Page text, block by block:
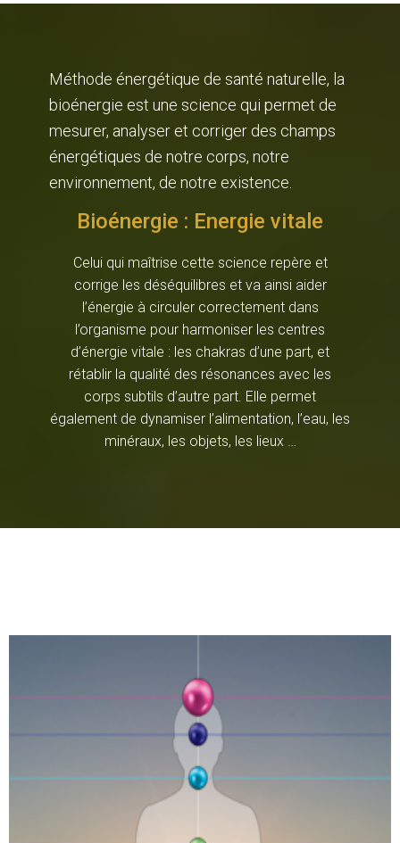
Méthode énergétique de santé naturelle, la
bioénergie est une science qui permet de
mesurer, analyser et corriger des champs
énergétiques de notre corps, notre
environnement, de notre existence.
Bioénergie : Energie vitale
Celui qui maîtrise cette science repère et
corrige les déséquilibres et va ainsi aider
l’énergie à circuler correctement dans
l’organisme pour harmoniser les centres
d’énergie vitale : les chakras d’une part, et
rétablir la qualité des résonances avec les
corps subtils d’autre part. Elle permet
également de dynamiser l’alimentation, l’eau, les
minéraux, les objets, les lieux …